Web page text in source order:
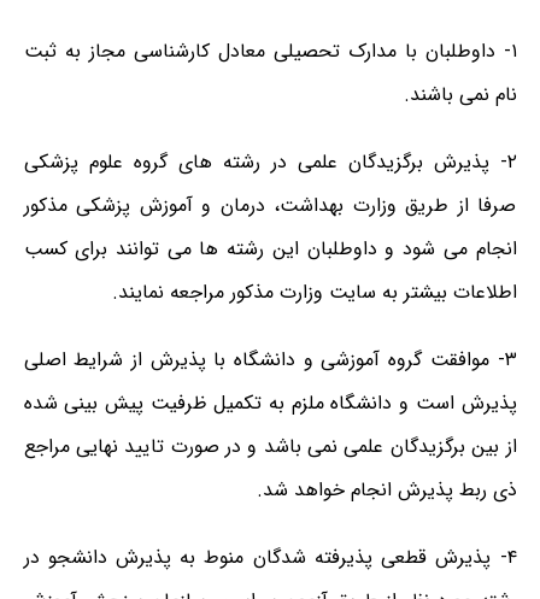
۱- داوطلبان با مدارک تحصیلی معادل کارشناسی مجاز به ثبت
نام نمی باشند.
۲- پذیرش برگزیدگان علمی در رشته های گروه علوم پزشکی
صرفا از طریق وزارت بهداشت، درمان و آموزش پزشکی مذکور
انجام می شود و داوطلبان این رشته ها می توانند برای کسب
اطلاعات بیشتر به سایت وزارت مذکور مراجعه نمایند.
۳- موافقت گروه آموزشی و دانشگاه با پذیرش از شرایط اصلی
پذیرش است و دانشگاه ملزم به تکمیل ظرفیت پیش بینی شده
از بین برگزیدگان علمی نمی باشد و در صورت تایید نهایی مراجع
ذی ربط پذیرش انجام خواهد شد.
۴- پذیرش قطعی پذیرفته شدگان منوط به پذیرش دانشجو در